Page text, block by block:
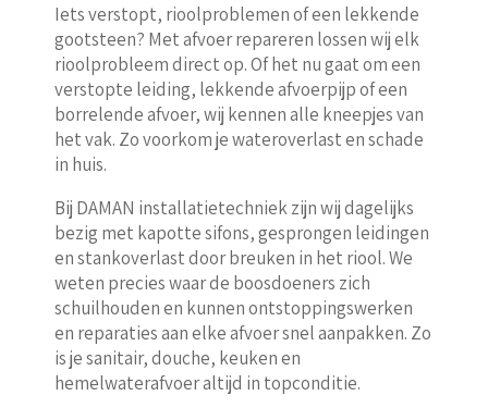
Iets verstopt, rioolproblemen of een lekkende
gootsteen? Met afvoer repareren lossen wij elk
rioolprobleem direct op. Of het nu gaat om een
verstopte leiding, lekkende afvoerpijp of een
borrelende afvoer, wij kennen alle kneepjes van
het vak. Zo voorkom je wateroverlast en schade
in huis.
Bij DAMAN installatietechniek zijn wij dagelijks
bezig met kapotte sifons, gesprongen leidingen
en stankoverlast door breuken in het riool. We
weten precies waar de boosdoeners zich
schuilhouden en kunnen ontstoppingswerken
en reparaties aan elke afvoer snel aanpakken. Zo
is je sanitair, douche, keuken en
hemelwaterafvoer altijd in topconditie.